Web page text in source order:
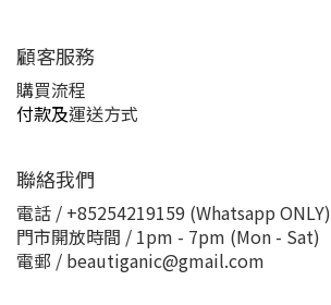
顧客服務
購買流程
付款及運送方式
聯絡我們
電話 / +85254219159 (Whatsapp ONLY)
門市開放時間 / 1pm - 7pm (Mon - Sat)
電郵 / beautiganic@gmail.com